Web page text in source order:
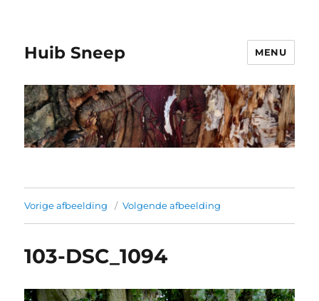
Huib Sneep MENU
Vorige afbeelding Volgende afbeelding
103-DSC_1094